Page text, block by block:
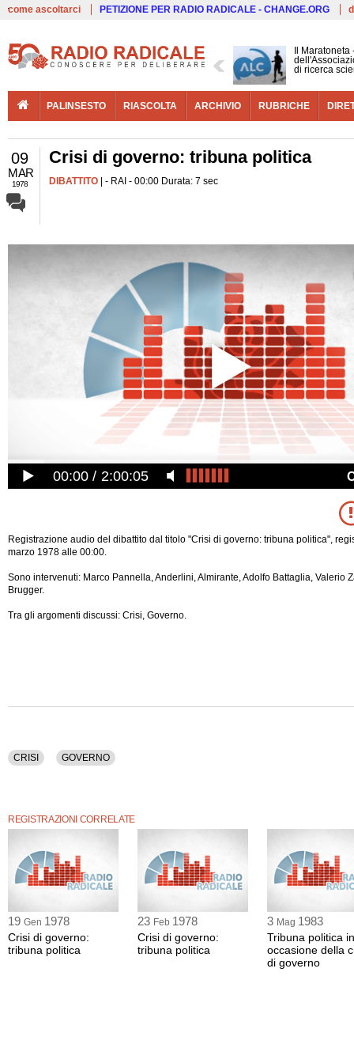
come ascoltarci PETIZIONE PER RADIO RADICALE - CHANGE.ORG
Il
di ricerca
PALINSESTO RIASCOLTA ARCHIVIO RUBRICHE
09
MAR
1978
Crisi di governo: tribuna politica
DIBATTITO | - RAI - 00:00 Durata: 7 sec
00:00 2:00:05
Registrazione audio del dibattito dal titolo "Crisi di governo: tribuna politica",
marzo 1978 alle 00:00.
Sono intervenuti: Marco Pannella, Anderlini, Almirante, Adolfo Battaglia, Valerio
Brugger.
Tra gli argomenti discussi: Crisi, Governo.
CRISI GOVERNO
REGISTRAZIONI CORRELATE
19 Gen 1978
Crisi di governo:
tribuna politica
23 Feb 1978
Crisi di governo:
tribuna politica
3 Mag 1983
Tribuna politica in
occasione della
di governo